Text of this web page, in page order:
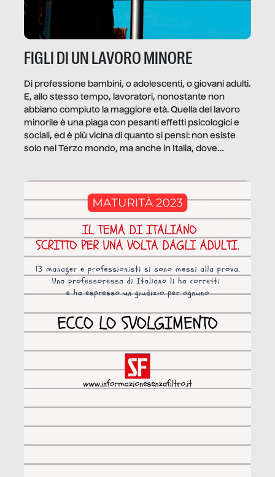
FIGLI DI UN LAVORO MINORE
Di professione bambini, o adolescenti, o giovani adulti.
E, allo stesso tempo, lavoratori, nonostante non
abbiano compiuto la maggiore età. Quella del lavoro
minorile è una piaga con pesanti effetti psicologici e
sociali, ed è più vicina di quanto si pensi: non esiste
solo nel Terzo mondo, ma anche in Italia, dove